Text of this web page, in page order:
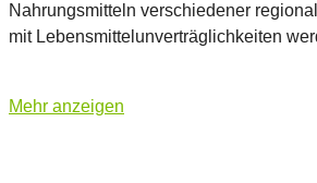
Nahrungsmitteln verschiedener
mit Lebensmittelunverträglichkeiten
Mehr anzeigen